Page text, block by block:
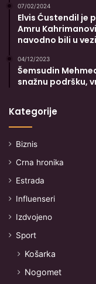
07/02/2024
Elvis Ćustendil je
Amru
navodno bili u vezi
04/12/2023
Šemsudin
snažnu podršku,
Kategorije
Biznis
Crna hronika
Estrada
Influenseri
Izdvojeno
Sport
Košarka
Nogomet